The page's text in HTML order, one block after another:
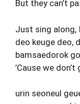
But they can’t
Just sing along,
deo keuge deo,
bamsaedorok
’Cause we don’t
urin seoneul